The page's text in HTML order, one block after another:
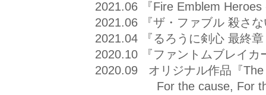
2021.06 『Fire Emblem
2021.06 『ザ・ファブル 殺さ
2021.04 『るろうに剣心 最終
2020.10 『ファントムブレイ
2020.09 オリジナル作品『
For the cause, For the